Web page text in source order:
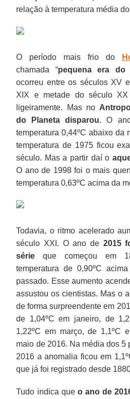
relação à temperatura média
O período mais frio do
chamada “pequena era do
ocorreu entre os séculos XV
XIX e metade do século XX
ligeiramente. Mas no
do Planeta disparou. O
temperatura 0,44ºC abaixo da
temperatura de 1975 ficou
século. Mas a partir daí o
O ano de 1998 foi o mais
temperatura 0,63ºC acima da
Todavia, o ritmo acelerado
século XXI. O ano de 2015
série que começou em
temperatura de 0,90ºC
passado. Esse aumento
assustou os cientistas. Mas o
de forma surpreendente em
de 1,04ºC em janeiro, de
1,22ºC em março, de 1,1ºC
maio de 2016. Na média dos 5
2016 a anomalia ficou em
que já foi registrado desde
Tudo indica que o ano de